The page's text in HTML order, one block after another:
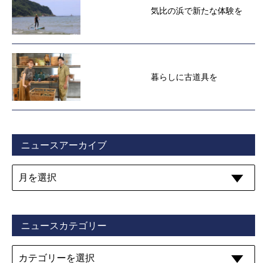
気比の浜で新たな体験を
暮らしに古道具を
ニュースアーカイブ
ニュースカテゴリー